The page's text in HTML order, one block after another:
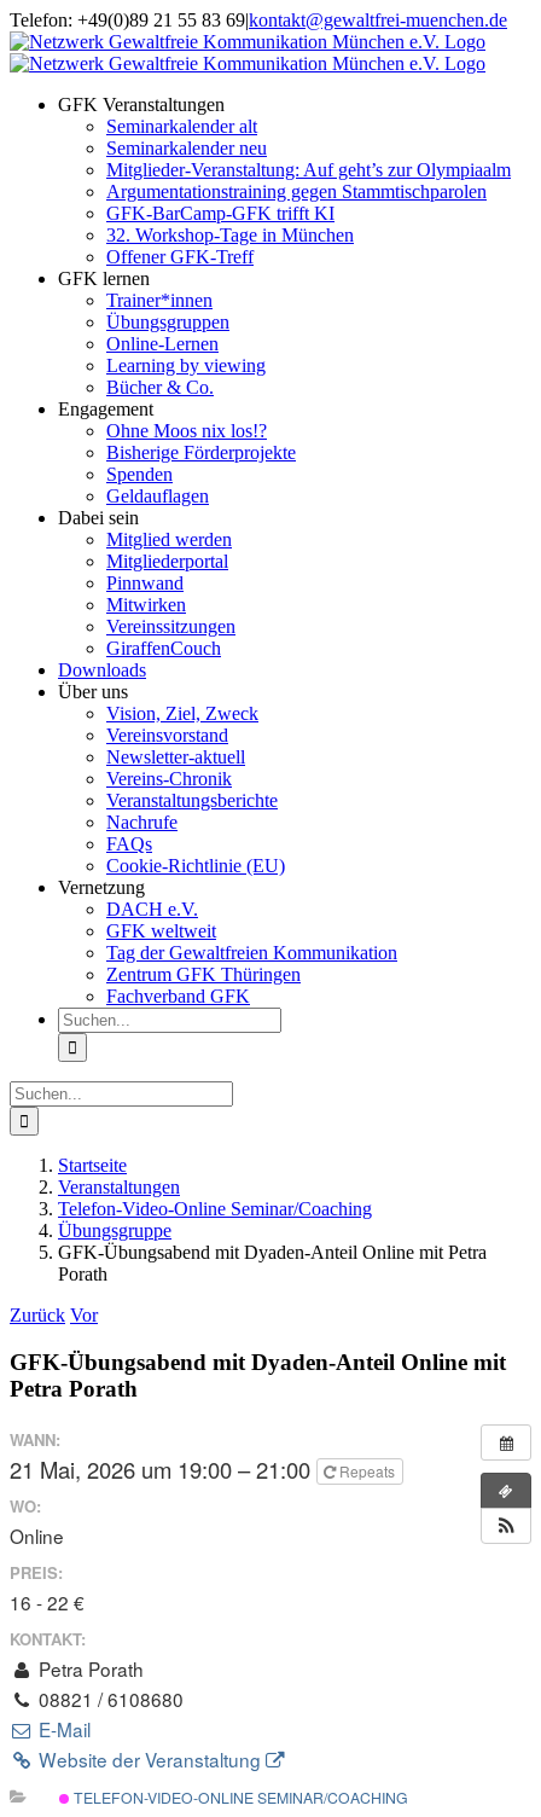
Zum
Inhalt
springen
Telefon: +49(0)89 21 55 83 69|kontakt@gewaltfrei-muenchen.de
Einloggen
Seminarkalender
Infos
zum
GFK Veranstaltungen
Seminarkalender alt
Seminarkalender neu
Mitglieder-Veranstaltung: Auf geht’s zur Olympiaalm
Argumentationstraining gegen Stammtischparolen
GFK-BarCamp-GFK trifft KI
32. Workshop-Tage in München
Offener GFK-Treff
GFK lernen
Trainer*innen
Übungsgruppen
Online-Lernen
Learning by viewing
Bücher & Co.
Engagement
Ohne Moos nix los!?
Bisherige Förderprojekte
Spenden
Geldauflagen
Dabei sein
Mitglied werden
Mitgliederportal
Pinnwand
Mitwirken
Vereinssitzungen
GiraffenCouch
Downloads
Über uns
Vision, Ziel, Zweck
Vereinsvorstand
Newsletter-aktuell
Vereins-Chronik
Veranstaltungsberichte
Nachrufe
FAQs
Cookie-Richtlinie (EU)
Vernetzung
DACH e.V.
GFK weltweit
Tag der Gewaltfreien Kommunikation
Zentrum GFK Thüringen
Fachverband GFK
Suche
nach:
Suche
nach:
Startseite
Veranstaltungen
Telefon-Video-Online Seminar/Coaching
Übungsgruppe
GFK-Übungsabend mit Dyaden-Anteil Online mit Petra
Porath
Zurück Vor
GFK-Übungsabend mit Dyaden-Anteil Online mit
Petra Porath
WANN:
21 Mai, 2026 um 19:00 – 21:00 Repeats
WO:
Online
PREIS:
16 - 22 €
KONTAKT:
Petra Porath
08821 / 6108680
E-Mail
Website der Veranstaltung
TELEFON-VIDEO-ONLINE SEMINAR/COACHING